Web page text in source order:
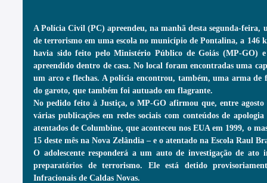
A Polícia Civil (PC) apreendeu, na manhã desta segunda-feira,
de terrorismo em uma escola no município de Pontalina, a 146
havia sido feito pelo Ministério Público de Goiás (MP-GO)
apreendido dentro de casa. No local foram encontradas uma
um arco e flechas. A polícia encontrou, também, uma arma de
do garoto, que também foi autuado em flagrante.
No pedido feito à Justiça, o MP-GO afirmou que, entre agosto
várias publicações em redes sociais com conteúdos de
atentados de Columbine, que aconteceu nos EUA em 1999, o
15 deste mês na Nova Zelândia – e o atentado na Escola Raul
O adolescente responderá a um auto de investigação de
preparatórios de terrorismo. Ele está detido
Infracionais de Caldas Novas.